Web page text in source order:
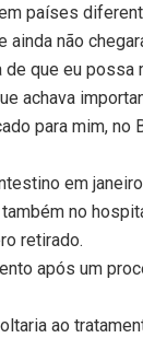
países
não
que eu possa
achava
para mim, no
em
no
retirado.
após um
ao